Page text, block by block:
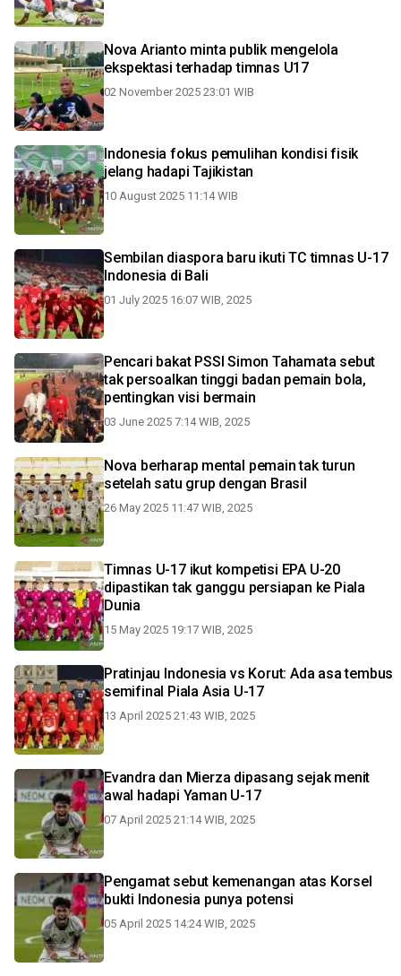
Nova Arianto minta publik mengelola
ekspektasi terhadap timnas U17
02 November 2025 23:01 WIB
Indonesia fokus pemulihan kondisi fisik
jelang hadapi Tajikistan
10 August 2025 11:14 WIB
Sembilan diaspora baru ikuti TC timnas U-17
Indonesia di Bali
01 July 2025 16:07 WIB, 2025
Pencari bakat PSSI Simon Tahamata sebut
tak persoalkan tinggi badan pemain bola,
pentingkan visi bermain
03 June 2025 7:14 WIB, 2025
Nova berharap mental pemain tak turun
setelah satu grup dengan Brasil
26 May 2025 11:47 WIB, 2025
Timnas U-17 ikut kompetisi EPA U-20
dipastikan tak ganggu persiapan ke Piala
Dunia
15 May 2025 19:17 WIB, 2025
Pratinjau Indonesia vs Korut: Ada asa tembus
semifinal Piala Asia U-17
13 April 2025 21:43 WIB, 2025
Evandra dan Mierza dipasang sejak menit
awal hadapi Yaman U-17
07 April 2025 21:14 WIB, 2025
Pengamat sebut kemenangan atas Korsel
bukti Indonesia punya potensi
05 April 2025 14:24 WIB, 2025